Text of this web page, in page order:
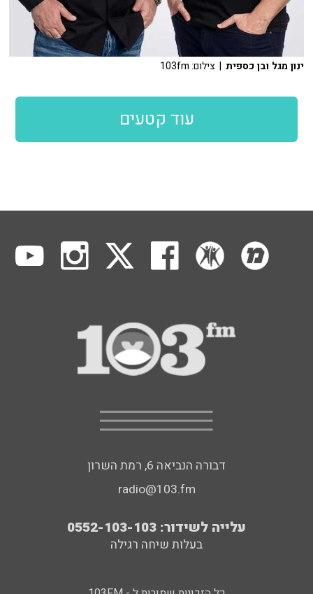
ינון מגל ובן כספית | צילום: 103fm
עוד קטעים
דבורה הנביאה 6, רמת השרון
radio@103.fm
עלייה לשידור: 0552-103-103
בעלות שיחה רגילה